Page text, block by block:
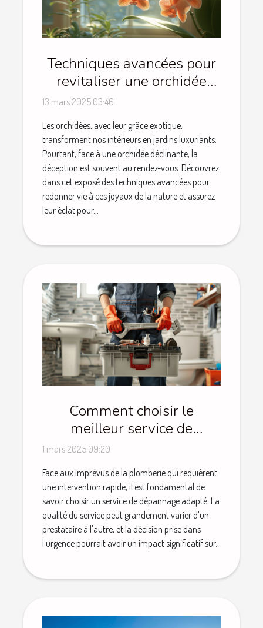
Techniques avancées pour
revitaliser une orchidée
déclinante
13 mars 2025 03:46
Les orchidées, avec leur grâce exotique,
transforment nos intérieurs en jardins luxuriants.
Pourtant, face à une orchidée déclinante, la
déception est souvent au rendez-vous. Découvrez
dans cet exposé des techniques avancées pour
redonner vie à ces joyaux de la nature et assurez
leur éclat pour...
Comment choisir le
meilleur service de
plomberie d'urgence
1 mars 2025 09:20
Face aux imprévus de la plomberie qui requièrent
une intervention rapide, il est fondamental de
savoir choisir un service de dépannage adapté. La
qualité du service peut grandement varier d'un
prestataire à l'autre, et la décision prise dans
l'urgence pourrait avoir un impact significatif sur...